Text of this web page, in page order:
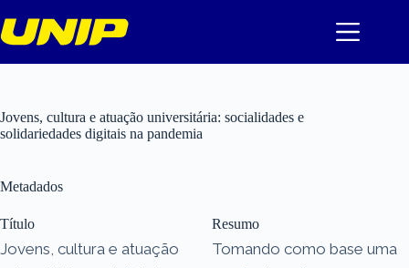
para
o
Jovens, cultura e atuação universitária: socialidades e
solidariedades digitais na pandemia
Metadados
Título
Jovens, cultura e atuação
Resumo
Tomando como base uma